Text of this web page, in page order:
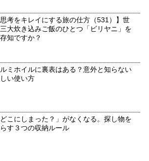
思考をキレイにする旅の仕方（531）】世
大炊き込みご飯のひとつ「ビリヤニ」を
知ですか？
ミホイルに裏表はある？意外と知らない
い使い方
どこにしまった？」がなくなる。探し物を
す３つの収納ルール